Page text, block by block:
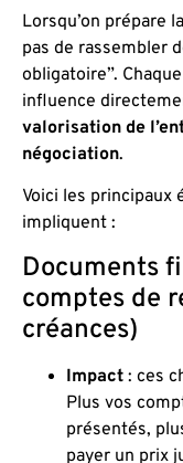
Lorsqu’on prépare
pas de rassembler
obligatoire”.
influence
valorisation de
négociation.
Voici les principaux
impliquent :
Documents
comptes de
créances)
Impact : ces
Plus vos
présentés,
payer un prix